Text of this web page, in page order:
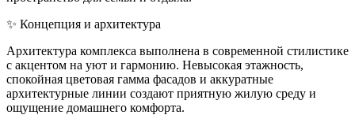
✨ Концепция и архитектура
Архитектура комплекса выполнена в современной стилистике
с акцентом на уют и гармонию. Невысокая этажность,
спокойная цветовая гамма фасадов и аккуратные
архитектурные линии создают приятную жилую среду и
ощущение домашнего комфорта.